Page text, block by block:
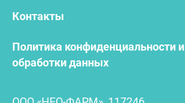
Контакты
Политика конфиденциальности и
обработки данных